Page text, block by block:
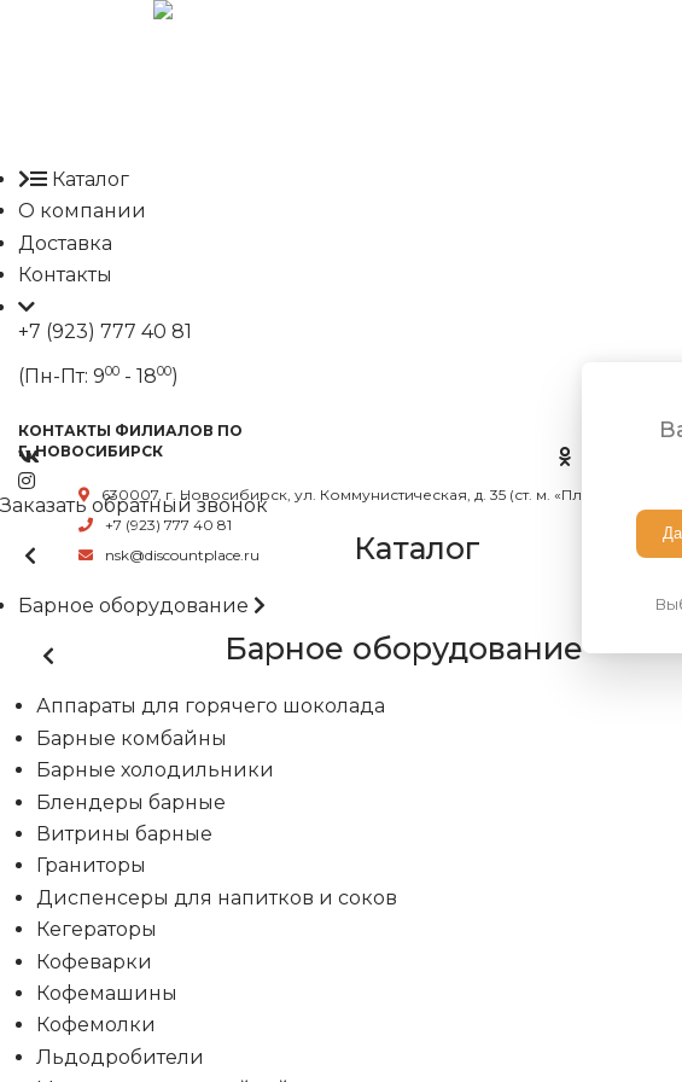
Каталог
О компании
Доставка
Контакты
+7 (923) 777 40 81
(Пн-Пт: 900 - 1800)
КОНТАКТЫ ФИЛИАЛОВ ПО
Г. НОВОСИБИРСК
630007, г. Новосибирск, ул. Коммунистическая, д. 35 (ст. м. «Площадь
+7 (923) 777 40 81
nsk@discountplace.ru
Заказать обратный звонок
Каталог
Барное оборудование
Барное оборудование
Аппараты для горячего шоколада
Барные комбайны
Барные холодильники
Блендеры барные
Витрины барные
Граниторы
Диспенсеры для напитков и соков
Кегераторы
Кофеварки
Кофемашины
Кофемолки
Льдодробители